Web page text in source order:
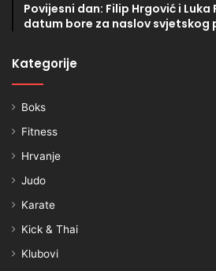
Povijesni dan: Filip Hrgović i
datum bore za naslov svjetskog
Kategorije
Boks
Fitness
Hrvanje
Judo
Karate
Kick & Thai
Klubovi